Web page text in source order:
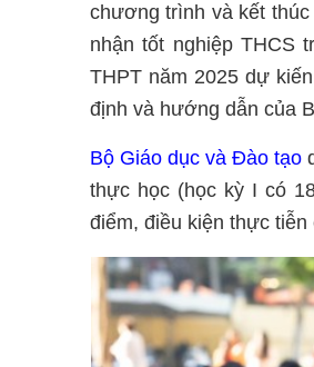
chương trình và kết
nhận tốt nghiệp THCS
THPT năm 2025 dự
định và hướng dẫn của
Bộ Giáo dục và Đào tạo
thực học (học kỳ I có
điểm, điều kiện thực